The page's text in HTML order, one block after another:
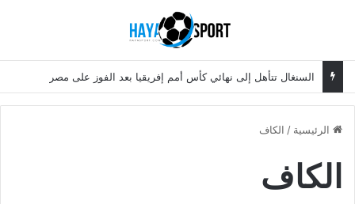
السنغال تتأهل إلى نهائي كأس أمم إفريقيا بعد الفوز على مصر
الرئيسية / الكاف
الكاف